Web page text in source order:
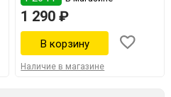
1 290 ₽
Наличие в магазине